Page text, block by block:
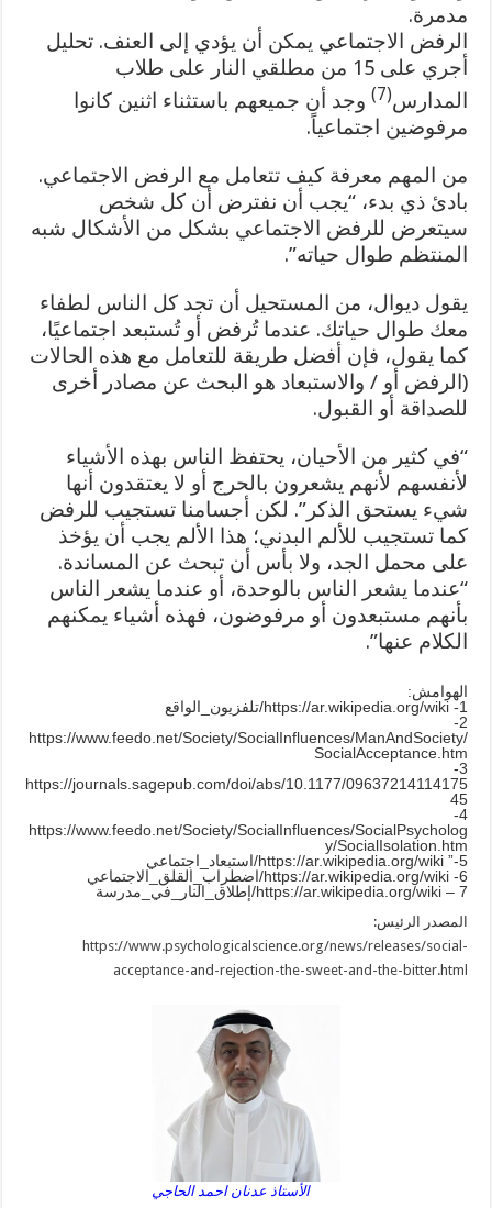
مدمرة.
الرفض الاجتماعي يمكن أن يؤدي إلى العنف. تحليل
أجري على 15 من مطلقي النار على طلاب
المدارس(7)
وجد أن جميعهم باستثناء اثنين كانوا
مرفوضين اجتماعياً.
من المهم معرفة كيف تتعامل مع الرفض الاجتماعي.
بادئ ذي بدء، “يجب أن نفترض أن كل شخص
سيتعرض للرفض الاجتماعي بشكل من الأشكال شبه
المنتظم طوال حياته”.
يقول ديوال، من المستحيل أن تجد كل الناس لطفاء
معك طوال حياتك. عندما تُرفض أو تُستبعد اجتماعيًا،
كما يقول، فإن أفضل طريقة للتعامل مع هذه الحالات
(الرفض أو / والاستبعاد هو البحث عن مصادر أخرى
للصداقة أو القبول.
“في كثير من الأحيان، يحتفظ الناس بهذه الأشياء
لأنفسهم لأنهم يشعرون بالحرج أو لا يعتقدون أنها
شيء يستحق الذكر”. لكن أجسامنا تستجيب للرفض
كما تستجيب للألم البدني؛ هذا الألم يجب أن يؤخذ
على محمل الجد، ولا بأس أن تبحث عن المساندة.
“عندما يشعر الناس بالوحدة، أو عندما يشعر الناس
بأنهم مستبعدون أو مرفوضون، فهذه أشياء يمكنهم
الكلام عنها”.
الهوامش:
1- https://ar.wikipedia.org/wiki/تلفزيون_الواقع
2-
https://www.feedo.net/Society/SocialInfluences/ManAndSociety/
SocialAcceptance.htm
3-
https://journals.sagepub.com/doi/abs/10.1177/09637214114175
45
4-
https://www.feedo.net/Society/SocialInfluences/SocialPsycholog
y/SocialIsolation.htm
5-” https://ar.wikipedia.org/wiki/استبعاد_اجتماعي
6- https://ar.wikipedia.org/wiki/اضطراب_القلق_الاجتماعي
7 – https://ar.wikipedia.org/wiki/إطلاق_النار_في_مدرسة
المصدر الرئيس:
https://www.psychologicalscience.org/news/releases/social-
acceptance-and-rejection-the-sweet-and-the-bitter.html
الأستاذ عدنان احمد الحاجي